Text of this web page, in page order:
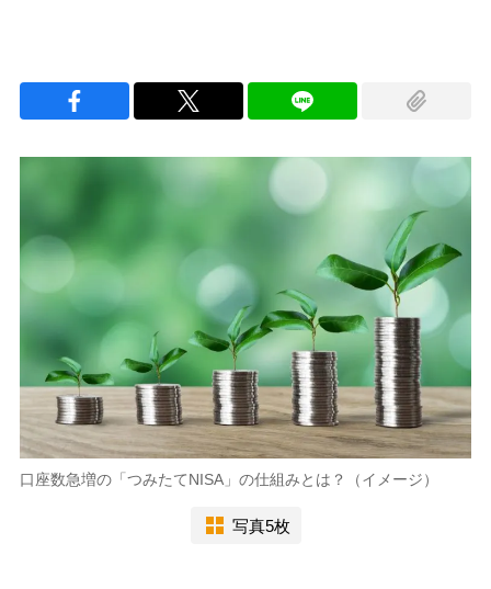
口座数急増の「つみたてNISA」の仕組みとは？（イメージ）
写真5枚